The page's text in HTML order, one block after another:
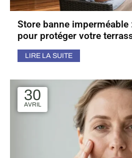
Store banne imperméable
pour protéger votre
LIRE LA SUITE
30
AVRIL